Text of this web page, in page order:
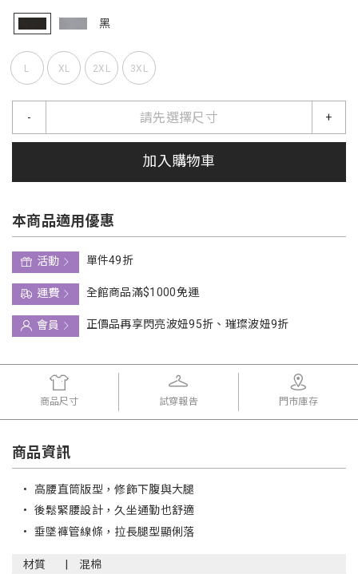
黑
L XL 2XL 3XL
請先選擇尺寸
- +
加入購物車
本商品適用優惠
活動
單件49折
運費
全館商品滿$1000免運
會員
正價品再享閃亮波妞95折、璀璨波妞9折
商品尺寸 試穿報告 門市庫存
商品資訊
• 高腰直筒版型，修飾下腹與大腿
• 後鬆緊腰設計，久坐通勤也舒適
• 垂墜褲管線條，拉長腿型顯俐落
材質
混棉